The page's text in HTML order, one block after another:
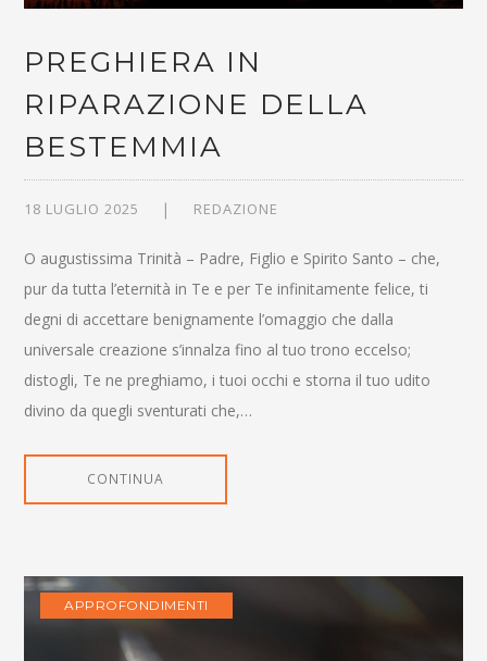
PREGHIERA IN
RIPARAZIONE DELLA
BESTEMMIA
18 LUGLIO 2025 REDAZIONE
O augustissima Trinità – Padre, Figlio e Spirito Santo – che,
pur da tutta l’eternità in Te e per Te infinitamente felice, ti
degni di accettare benignamente l’omaggio che dalla
universale creazione s’innalza fino al tuo trono eccelso;
distogli, Te ne preghiamo, i tuoi occhi e storna il tuo udito
divino da quegli sventurati che,…
CONTINUA
APPROFONDIMENTI